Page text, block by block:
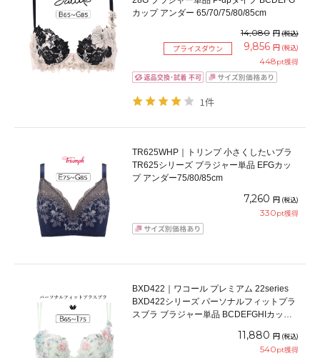
カップ アンダー 65/70/75/80/85cm
14,080 円(税込)
プライスダウン 9,856 円 (税込)
448pt獲得
1件
TR625WHP｜トリンプ 小さくしたいブラ
TR625シリーズ ブラジャー単品 EFGカッ
プ アンダー75/80/85cm
7,260 円 (税込)
330pt獲得
BXD422｜ワコール プレミアム 22series
BXD422シリーズ パーソナルフィットプラ
スブラ ブラジャー単品 BCDEFGHIカップ
11,880 円 (税込)
540pt獲得